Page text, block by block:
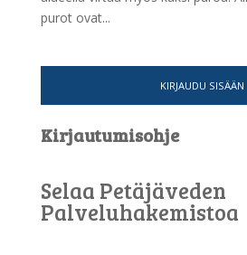
purot ovat...
KIRJAUDU SISÄÄN
Kirjautumisohje
Selaa Petäjäveden
Palveluhakemistoa